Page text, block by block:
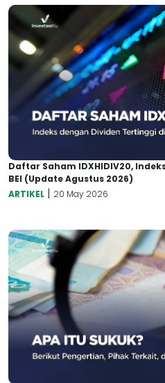
Daftar Saham IDXHIDIV20,
BEI (Update Agustus 2026)
ARTIKEL | 20 May 2026